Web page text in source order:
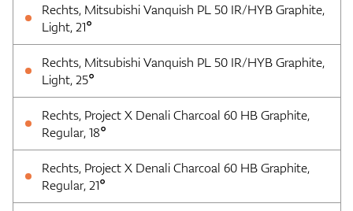
Rechts, Mitsubishi Vanquish PL 50 IR/HYB Graphite,
Light, 21°
Rechts, Mitsubishi Vanquish PL 50 IR/HYB Graphite,
Light, 25°
Rechts, Project X Denali Charcoal 60 HB Graphite,
Regular, 18°
Rechts, Project X Denali Charcoal 60 HB Graphite,
Regular, 21°